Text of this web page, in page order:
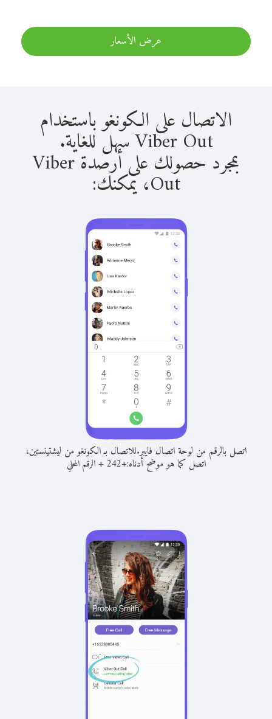
عرض الأسعار
الاتصال على الكونغو باستخدام
Viber Out سهل للغاية.
بمجرد حصولك على أرصدة Viber
Out، يمكنك:
اتصل بالرقم من لوحة اتصال فايبر.للاتصال بـ الكونغو من ليشتينستين،
اتصل كما هو موضح أدناه:+
242
+الرقم المحلي